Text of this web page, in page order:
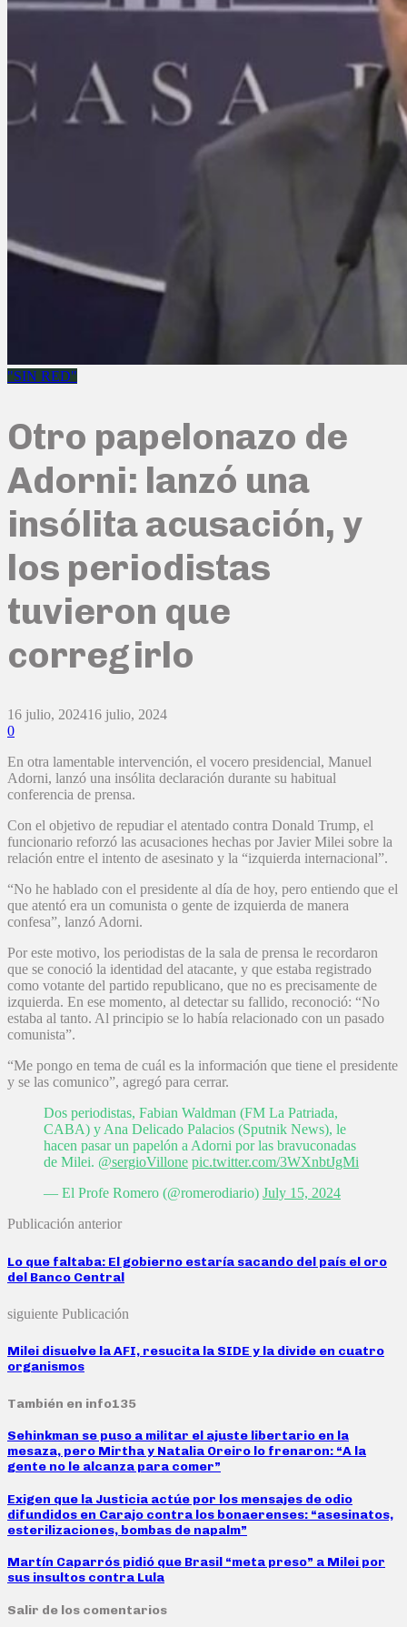
"SIN RED"
Otro papelonazo de
Adorni: lanzó una
insólita acusación, y
los periodistas
tuvieron que
corregirlo
16 julio, 202416 julio, 2024
0
En otra lamentable intervención, el vocero presidencial, Manuel
Adorni, lanzó una insólita declaración durante su habitual
conferencia de prensa.
Con el objetivo de repudiar el atentado contra Donald Trump, el
funcionario reforzó las acusaciones hechas por Javier Milei sobre la
relación entre el intento de asesinato y la “izquierda internacional”.
“No he hablado con el presidente al día de hoy, pero entiendo que el
que atentó era un comunista o gente de izquierda de manera
confesa”, lanzó Adorni.
Por este motivo, los periodistas de la sala de prensa le recordaron
que se conoció la identidad del atacante, y que estaba registrado
como votante del partido republicano, que no es precisamente de
izquierda. En ese momento, al detectar su fallido, reconoció: “No
estaba al tanto. Al principio se lo había relacionado con un pasado
comunista”.
“Me pongo en tema de cuál es la información que tiene el presidente
y se las comunico”, agregó para cerrar.
Dos periodistas, Fabian Waldman (FM La Patriada,
CABA) y Ana Delicado Palacios (Sputnik News), le
hacen pasar un papelón a Adorni por las bravuconadas
de Milei. @sergioVillone pic.twitter.com/3WXnbtJgMi
— El Profe Romero (@romerodiario) July 15, 2024
Publicación anterior
Lo que faltaba: El gobierno estaría sacando del país el oro
del Banco Central
siguiente Publicación
Milei disuelve la AFI, resucita la SIDE y la divide en cuatro
organismos
También en info135
Sehinkman se puso a militar el ajuste libertario en la
mesaza, pero Mirtha y Natalia Oreiro lo frenaron: “A la
gente no le alcanza para comer”
Exigen que la Justicia actúe por los mensajes de odio
difundidos en Carajo contra los bonaerenses: “asesinatos,
esterilizaciones, bombas de napalm”
Martín Caparrós pidió que Brasil “meta preso” a Milei por
sus insultos contra Lula
Salir de los comentarios